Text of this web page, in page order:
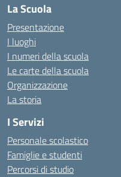
La Scuola
Presentazione
I luoghi
I numeri della scuola
Le carte della scuola
Organizzazione
La storia
I Servizi
Personale scolastico
Famiglie e studenti
Percorsi di studio